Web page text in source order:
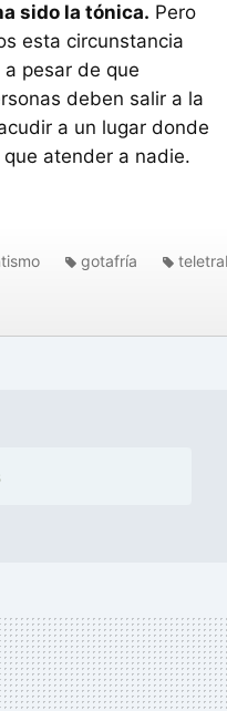
sido la tónica. Pero
esta circunstancia
pesar de que
deben salir a la
a un lugar donde
atender a nadie.
gotafría